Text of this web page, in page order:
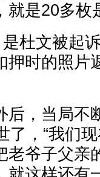
是20多枚
杜文被起
押时的照片
后，当局不
了，“我们
老爷子父亲